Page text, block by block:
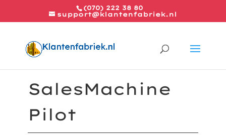
(070) 222 38 80
support@klantenfabriek.nl
SalesMachine
Pilot